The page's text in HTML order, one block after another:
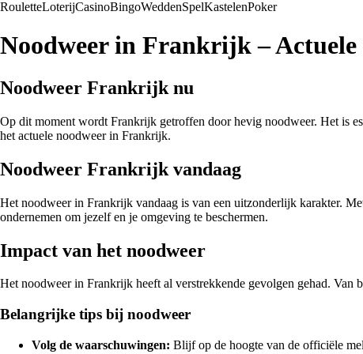
RouletteLoterijCasinoBingoWeddenSpelKastelenPoker
Noodweer in Frankrijk – Actuele
Noodweer Frankrijk nu
Op dit moment wordt Frankrijk getroffen door hevig noodweer. Het is
het actuele noodweer in Frankrijk.
Noodweer Frankrijk vandaag
Het noodweer in Frankrijk vandaag is van een uitzonderlijk karakter.
ondernemen om jezelf en je omgeving te beschermen.
Impact van het noodweer
Het noodweer in Frankrijk heeft al verstrekkende gevolgen gehad. Van
Belangrijke tips bij noodweer
Volg de waarschuwingen: Blijf op de hoogte van de officiële